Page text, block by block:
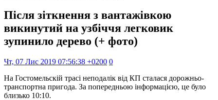
Після зіткнення з вантажівкою
викинутий на узбіччя легковик
зупинило дерево (+ фото)
Чт, 07 Лис 2019 07:56:38 +0200 0
На Гостомельскій трасі неподалік від КП сталася дорожньо-
транспортна пригода. За попередньою інформацією, це було
близько 10:10.